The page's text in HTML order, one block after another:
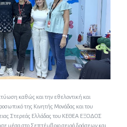
καθώς και την εθελοντική και
της Κινητής Μονάδας και του
Στερεάς Ελλάδας του ΚΕΘΕΑ ΕΞΟΔΟΣ
μέσα στο Σεπτέμβριο σειρά δράσεων και